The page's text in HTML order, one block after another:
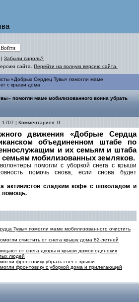
| Забыли пароль?
сайта. Перейти на полную версию сайта.
«Добрых Сердец Тувы» помогли маме
с крыши дома
помогли маме мобилизованного воина убрать
1707 | Комментариев: 0
движения «Добрые Сердца
объединенном штабе по
и их семьям и штаба
мобилизованных земляков.
помогли с уборкой снега с крыши
помочь снова, если снова будет
активистов сладким кофе с шоколадом и
помощь.
Тувы» помогли маме мобилизованного очистить
очистить от снега крышу дома 82-летней
от снега дворы и крыши домов одиноких
людей
фронтовику убрать снег с крыши
фронтовику с уборкой дома и прилегающей